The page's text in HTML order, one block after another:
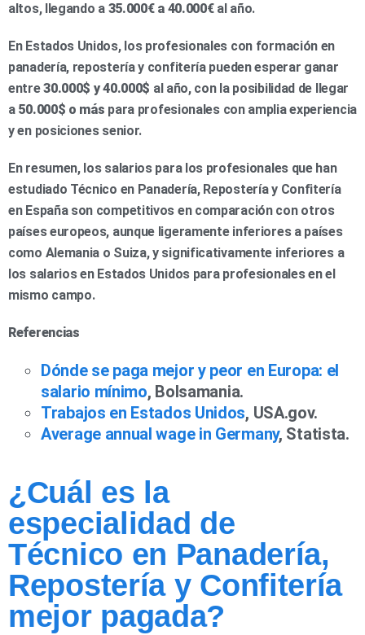
altos, llegando a 35.000€ a 40.000€al año.
En Estados Unidos, los profesionales con formación en
panadería, repostería y confitería pueden esperar ganar
entre30.000$ y 40.000$ al año, con la posibilidad de llegar
a 50.000$ o más para profesionales con amplia experiencia
y en posiciones senior.
En resumen, los salarios para los profesionales que han
estudiado Técnico en Panadería, Repostería y Confitería
en España son competitivos en comparación con otros
países europeos, aunque ligeramente inferiores a países
como Alemania o Suiza, y significativamente inferiores a
los salarios en Estados Unidos para profesionales en el
mismo campo.
Referencias
Dónde se paga mejor y peor en Europa: el
salario mínimo, Bolsamania.
Trabajos en Estados Unidos, USA.gov.
Average annual wage in Germany, Statista.
¿Cuál es la
especialidad de
Técnico en Panadería,
Repostería y Confitería
mejor pagada?